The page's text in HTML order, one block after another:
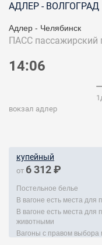
АДЛЕР - ВОЛГОГРАД
Адлер - Челябинск
ПАСС пассажирский
14:06
вокзал адлер
купейный
от 6 312 ₽
Постельное белье
В вагоне есть места для
В вагоне есть места
животными
Вагоны с правом выбора